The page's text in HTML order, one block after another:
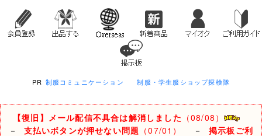
PR 制服コミュニケーション 制服・学生服ショップ探検隊
【復旧】メール配信不具合は解消しました （08/08）
－ 支払いボタンが押せない問題 （07/01） －掲示板ご利